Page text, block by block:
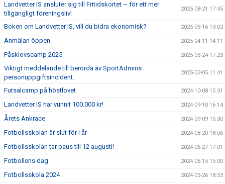
Landvetter IS ansluter sig till Fritidskortet – för ett mer
tillgängligt föreningsliv!
2025-08-21 17:45
Boken om Landvetter IS, vill du bidra ekonomisk? 2025-05-16 13:02
Anmälan öppen 2025-04-11 14:11
Påsklovscamp 2025 2025-03-24 17:23
Viktigt meddelande till berörda av SportAdmins
personuppgiftsincident.
2025-02-05 11:41
Futsalcamp på höstlovet 2024-10-08 15:31
Landvetter IS har vunnit 100.000 kr! 2024-09-10 16:14
Årets Ankrace 2024-09-09 15:30
Fotbollsskolan är slut för i år 2024-08-20 18:06
Fotbollsskolan tar paus till 12 augusti! 2024-06-27 17:01
Fotbollens dag 2024-06-15 15:00
Fotbollsskola 2024 2024-03-26 18:53